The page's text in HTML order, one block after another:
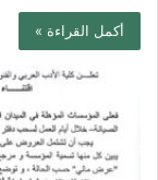
أكمل القراءة »